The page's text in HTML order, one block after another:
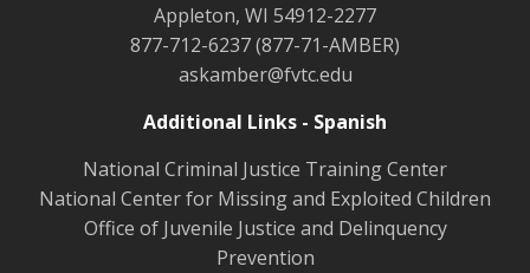
Appleton, WI 54912-2277
877-712-6237 (877-71-AMBER)
askamber@fvtc.edu
Additional Links - Spanish
National Criminal Justice Training Center
National Center for Missing and Exploited Children
Office of Juvenile Justice and Delinquency
Prevention